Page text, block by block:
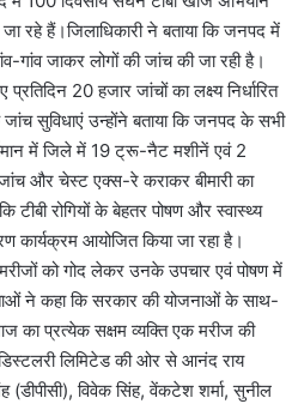
रहे हैं।जिलाधिकारी ने बताया कि जनपद में
गांव जाकर लोगों की जांच की जा रही है।
20 हजार जांचों का लक्ष्य निर्धारित
सुविधाएं उन्होंने बताया कि जनपद के सभी
में जिले में 19 ट्रू-नैट मशीनें एवं 2
और चेस्ट एक्स-रे कराकर बीमारी का
टीबी रोगियों के बेहतर पोषण और स्वास्थ्य
कार्यक्रम आयोजित किया जा रहा है।
को गोद लेकर उनके उपचार एवं पोषण में
ने कहा कि सरकार की योजनाओं के साथ-
का प्रत्येक सक्षम व्यक्ति एक मरीज की
डिस्टलरी लिमिटेड की ओर से आनंद राय
(डीपीसी), विवेक सिंह, वेंकटेश शर्मा, सुनील